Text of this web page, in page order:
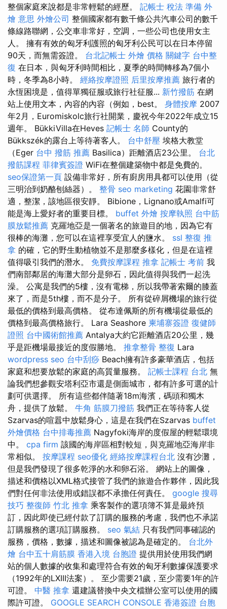
整個家庭來說都是非常輕鬆的經歷。 記帳士 稅法 準備 外
燴 意思 外燴公司 整個國家都有數千條公共汽車公司的數千
條線路聯網，公交車非常好，空調，一些公司也使用女主
人。 擁有有效的匈牙利護照的匈牙利公民可以在日本停留
90天，而無需簽證。 台北記帳士 外燴 價格 關鍵字 台中整
復 在日本，與匈牙利時間相比，夏季的時間轉移為7個小
時，冬季為8小時。 經絡按摩證照 后里按摩推薦 旅行者的
永恆困境是，值得單獨征服或旅行社征服... 新竹撥筋 在網
站上使用文本，內容的內容（例如，best。 身體按摩 2007
年2月，Euromiskolc旅行社開業，慶祝今年2022年成立15
週年。 BükkiVilla在Heves 記帳士 名師 County的
Bükkszék的露台上等待著客人。 台中舒壓 埃格大教堂
（Eger 台中 撥筋 推薦 Basilica）距離酒店23公里。 台北
撥筋課程 菲律賓簽證 WiFi在整個建築物中都是免費的。
seo保證第一頁 設備非常好，所有廚房用具都可以使用（從
三明治到奶酪刨絲器）。 整骨 seo marketing 花園非常舒
適，整潔，該地區很安靜。 Bibion​​e，Lignano或Amalfi可
能是海上愛好者的重要目標。 buffet 外燴 按摩執照 台中筋
膜放鬆推薦 克羅地亞是一個著名的旅遊目的地，因為它有
很棒的海灘，您可以在這裡享受宜人的鹽水。 ssl 整復 推
拿 的確，它的野生動植物並不是那麼多樣化，但是在這裡
值得吸引我們的潛水。 免費按摩課程 推拿 記帳士 考前 我
們南部鄰居的海灘大部分是卵石，因此值得與我們一起洗
澡。 公寓是我們的5樓，沒有電梯，所以我帶著索爾的膝蓋
來了，而是5th樓，而不是分子。 所有從碎屑機場的旅行從
最低的價格到最高價格。 從布達佩斯的所有機場從最低的
價格到最高價格旅行。 Lara Seashore 柬埔寨簽證 復健師
證照 台中國術館推薦 Antalya大約它距離酒店20公里，幾
乎是距機場最接近的度假勝地。 推拿整骨 整復 Lara
wordpress seo 台中刮痧 Beach擁有許多豪華酒店，包括
家庭和想要放鬆的家庭的高質量服務。 記帳士課程 台北 無
論我們想參觀安塔利亞市還是側面城市，都有許多可選的計
劃可供選擇。 所有這些都伴隨著18m海濱，碼頭和獨木
舟，提供了放鬆。 牛角 筋膜刀撥筋 我們正在等待客人從
Szarvas的喧囂中放鬆身心，這是在我們在Szarvas buffet
外燴價格 台中排毒推薦 Nagyfoki海岸的度假屋的輕鬆環境
中。 cpa firm 該國的海岸區相對較短，與克羅地亞海岸非
常相似。 按摩課程 seo優化 經絡按摩課程台北 沒有沙灘，
但是我們發現了很多乾淨的水和卵石浴。 網站上的圖像，
描述和價格以XML格式接管了我們的旅遊合作夥伴，因此我
們對任何非法使用或錯誤都不承擔任何責任。 google 搜尋
技巧 整復師 竹北 推拿 乘客製作的選項簿不算是最終預
訂，因此即使已經付款了訂購的服務的考慮，我們也不承諾
訂購服務的選項訂購服務。 seo 氣結 只有我們同事確認的
服務，價格，數據，描述和圖像被認為是確定的。 台北外
燴 台中五十肩筋膜 香港入境 台胞證 提供用於使用我們網
站的個人數據的收集和處理符合有效的匈牙利數據保護要求
（1992年的LXIII法案）。 至少需要21歲，至少需要1年的許
可證。 中醫 推拿 還建議替換中央文檔辦公室可以使用的國
際許可證。 GOOGLE SEARCH CONSOLE 香港簽證 台胞